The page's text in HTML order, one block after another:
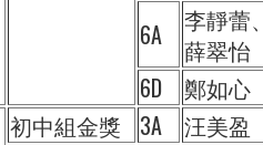
6A
李靜蕾、
薛翠怡
6D
鄭如心
初中組金獎 3A 汪美盈